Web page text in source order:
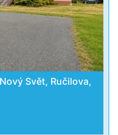
Svět, Ručilova,